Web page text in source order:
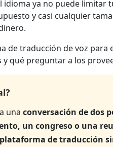
idioma ya no puede limitar
y casi cualquier
traducción de voz para
qué preguntar a los
una conversación de dos
un congreso o una
plataforma de traducción